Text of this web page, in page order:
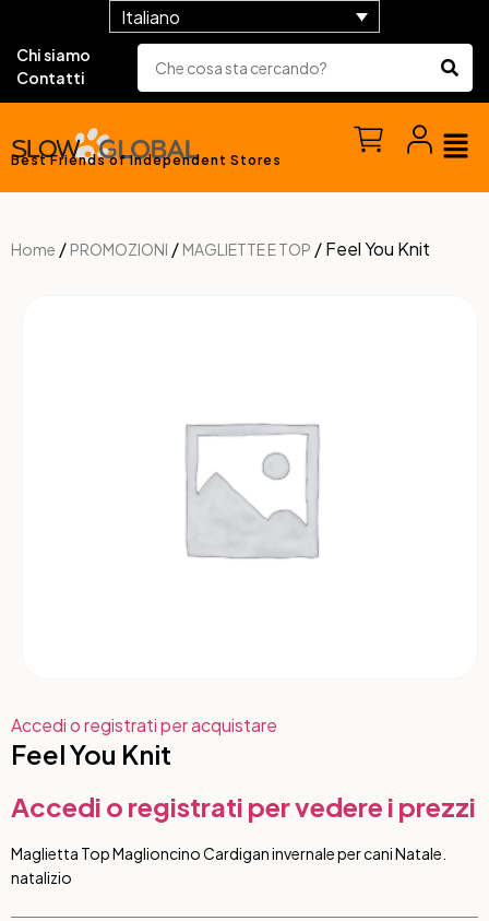
Italiano
Chi siamo
Contatti
Best Friends of Independent Stores
Home / PROMOZIONI / MAGLIETTE E TOP / Feel You Knit
Accedi o registrati per acquistare
Feel You Knit
Accedi o registrati per vedere i prezzi
Maglietta Top Maglioncino Cardigan invernale per cani Natale.
natalizio